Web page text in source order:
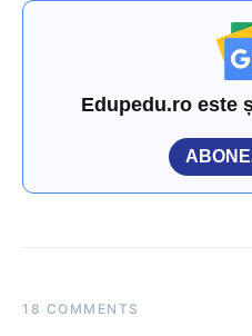
Edupedu.ro este
18 COMMENTS